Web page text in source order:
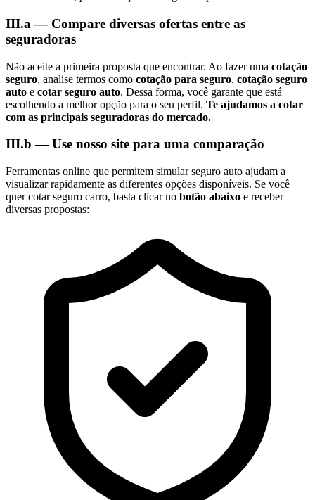
III.a — Compare diversas ofertas entre as
seguradoras
Não aceite a primeira proposta que encontrar. Ao fazer uma cotação
seguro, analise termos como cotação para seguro, cotação seguro
auto e cotar seguro auto. Dessa forma, você garante que está
escolhendo a melhor opção para o seu perfil. Te ajudamos a cotar
com as principais seguradoras do mercado.
III.b — Use nosso site para uma comparação
Ferramentas online que permitem simular seguro auto ajudam a
visualizar rapidamente as diferentes opções disponíveis. Se você
quer cotar seguro carro, basta clicar no botão abaixo e receber
diversas propostas: